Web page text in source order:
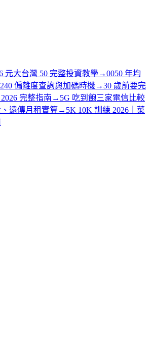
元大台灣 50 完整投資教學→0050 年均
偏離度查詢與加碼時機 →30 歲前要完
完整指南 → 5G 吃到飽三家電信比較
遠傳月租實算→ 5K 10K 訓練 2026｜菜